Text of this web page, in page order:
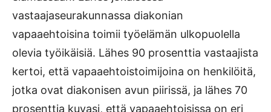
vastaajaseurakunnassa diakonian
vapaaehtoisina toimii työelä­män ulkopuolella
olevia työikäisiä. Lähes 90 prosenttia vastaajista
kertoi, että vapaaehtoistoimijoina on henkilöitä,
jotka ovat diakonisen avun piirissä, ja lähes 70
prosenttia kuvasi, että vapaaehtoisissa on eri